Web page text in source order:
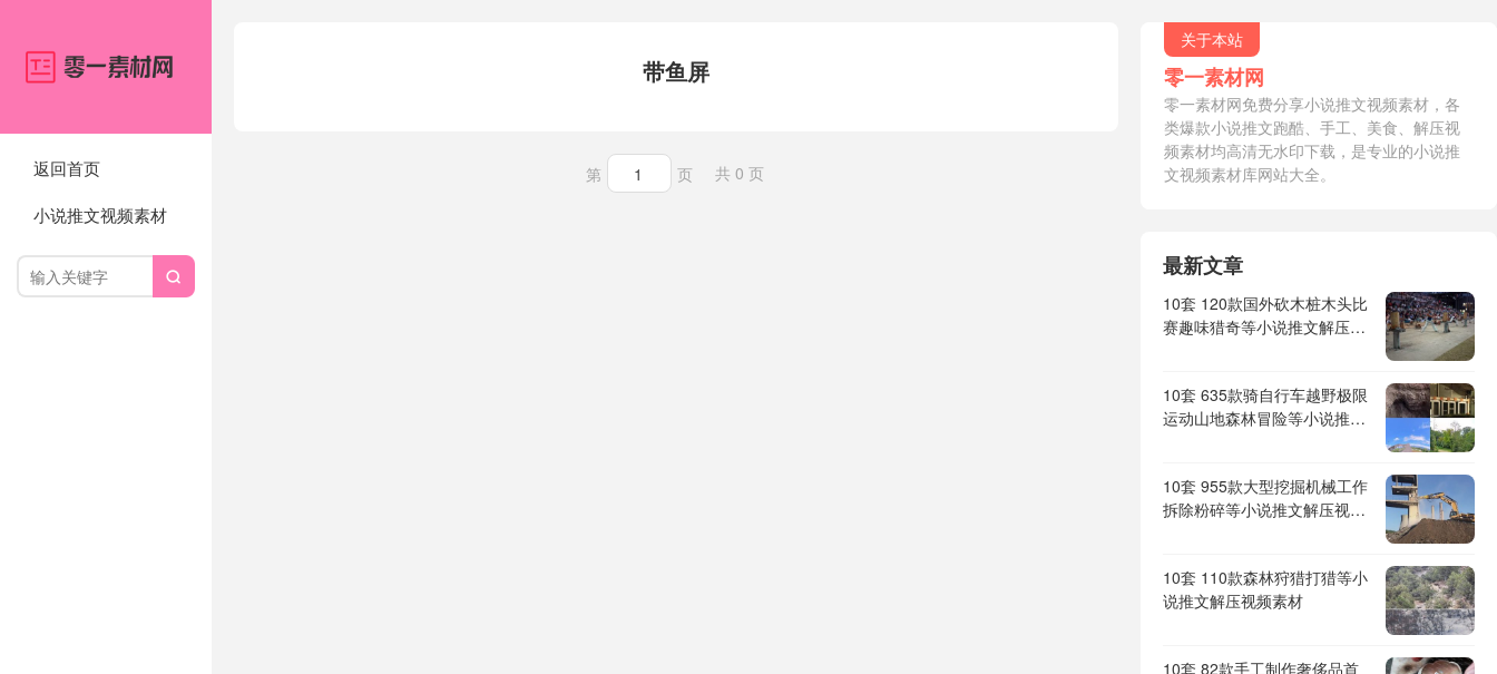
返回首页
小说推文视频素材

带鱼屏
第 页 共 0 页
关于本站
零一素材网
零一素材网免费分享小说推文视频素材，各
类爆款小说推文跑酷、手工、美食、解压视
频素材均高清无水印下载，是专业的小说推
文视频素材库网站大全。
最新文章
10套 120款国外砍木桩木头比
赛趣味猎奇等小说推文解压视
10套 635款骑自行车越野极限
运动山地森林冒险等小说推文
10套 955款大型挖掘机械工作
拆除粉碎等小说推文解压视频
10套 110款森林狩猎打猎等小
说推文解压视频素材
10套 82款手工制作奢侈品首